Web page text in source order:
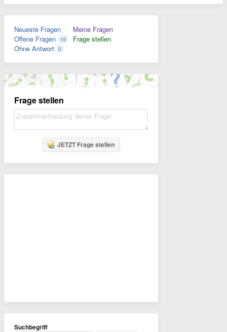
Neueste Fragen
Offene Fragen 19
Ohne Antwort 0
Meine Fragen
Frage stellen
Frage stellen
JETZT Frage stellen
Suchbegriff